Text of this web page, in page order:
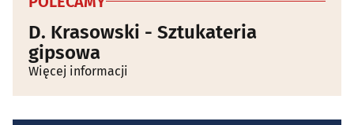
D. Krasowski - Sztukateria
gipsowa
Więcej informacji